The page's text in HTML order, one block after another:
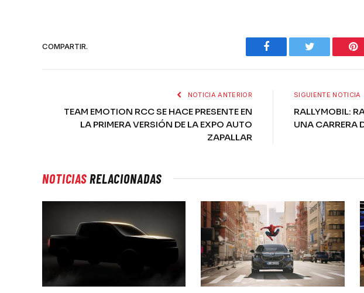
COMPARTIR. Facebook Twitter
NOTICIA ANTERIOR
TEAM EMOTION RCC SE HACE PRESENTE EN
LA PRIMERA VERSIÓN DE LA EXPO AUTO
ZAPALLAR
SIGUIENTE NOTICIA
RALLYMOBIL:
UNA CARRERA
NOTICIASRELACIONADAS